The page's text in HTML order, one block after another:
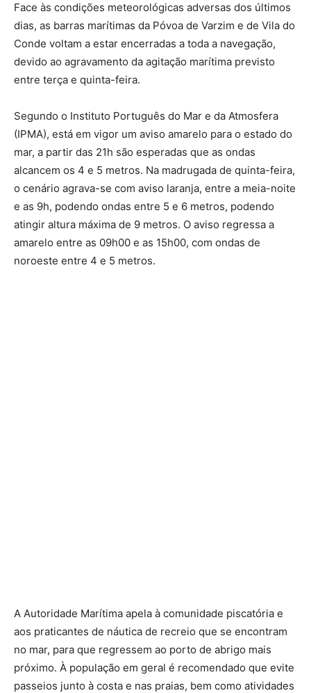
Face às condições meteorológicas adversas dos últimos
dias, as barras marítimas da Póvoa de Varzim e de Vila do
Conde voltam a estar encerradas a toda a navegação,
devido ao agravamento da agitação marítima previsto
entre terça e quinta-feira.
Segundo o Instituto Português do Mar e da Atmosfera
(IPMA), está em vigor um aviso amarelo para o estado do
mar, a partir das 21h são esperadas que as ondas
alcancem os 4 e 5 metros. Na madrugada de quinta-feira,
o cenário agrava-se com aviso laranja, entre a meia-noite
e as 9h, podendo ondas entre 5 e 6 metros, podendo
atingir altura máxima de 9 metros. O aviso regressa a
amarelo entre as 09h00 e as 15h00, com ondas de
noroeste entre 4 e 5 metros.
A Autoridade Marítima apela à comunidade piscatória e
aos praticantes de náutica de recreio que se encontram
no mar, para que regressem ao porto de abrigo mais
próximo. À população em geral é recomendado que evite
passeios junto à costa e nas praias, bem como atividades